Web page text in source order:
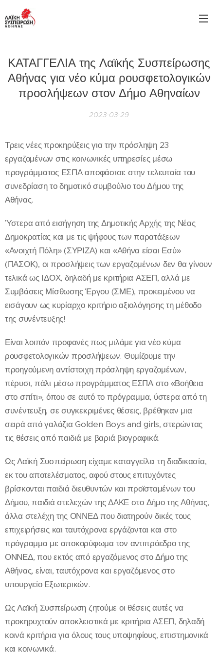
ΚΑΤΑΓΓΕΛΙΑ της Λαϊκής Συσπείρωσης
Αθήνας για νέο κύμα ρουσφετολογικών
προσλήψεων στον Δήμο Αθηναίων
2023-03-29
Τρεις νέες προκηρύξεις για την πρόσληψη 23
εργαζομένων στις κοινωνικές υπηρεσίες μέσω
προγράμματος ΕΣΠΑ αποφάσισε στην τελευταία του
συνεδρίαση το δημοτικό συμβούλιο του Δήμου της
Αθήνας.
Ύστερα από εισήγηση της Δημοτικής Αρχής της Νέας
Δημοκρατίας και με τις ψήφους των παρατάξεων
«Ανοιχτή Πόλη» (ΣΥΡΙΖΑ) και «Αθήνα είσαι Εσύ»
(ΠΑΣΟΚ), οι προσλήψεις των εργαζομένων δεν θα γίνουν
τελικά ως ΙΔΟΧ, δηλαδή με κριτήρια ΑΣΕΠ, αλλά με
Συμβάσεις Μίσθωσης Έργου (ΣΜΕ), προκειμένου να
εισάγουν ως κυρίαρχο κριτήριο αξιολόγησης τη μέθοδο
της συνέντευξης!
Είναι λοιπόν προφανές πως μιλάμε για νέο κύμα
ρουσφετολογικών προσλήψεων. Θυμίζουμε την
προηγούμενη αντίστοιχη πρόσληψη εργαζομένων,
πέρυσι, πάλι μέσω προγράμματος ΕΣΠΑ στο «Βοήθεια
στο σπίτι», όπου σε αυτό το πρόγραμμα, ύστερα από τη
συνέντευξη, σε συγκεκριμένες θέσεις, βρέθηκαν μια
σειρά από γαλάζια Golden Boys and girls, στερώντας
τις θέσεις από παιδιά με βαριά βιογραφικά.
Ως Λαϊκή Συσπείρωση είχαμε καταγγείλει τη διαδικασία,
εκ του αποτελέσματος, αφού στους επιτυχόντες
βρίσκονται παιδιά διευθυντών και προϊσταμένων του
Δήμου, παιδιά στελεχών της ΔΑΚΕ στο Δήμο της Αθήνας,
άλλα στελέχη της ΟΝΝΕΔ που διατηρούν δικές τους
επιχειρήσεις και ταυτόχρονα εργάζονται και στο
πρόγραμμα με αποκορύφωμα τον αντιπρόεδρο της
ΟΝΝΕΔ, που εκτός από εργαζόμενος στο Δήμο της
Αθήνας, είναι, ταυτόχρονα και εργαζόμενος στο
υπουργείο Εξωτερικών.
Ως Λαϊκή Συσπείρωση ζητούμε οι θέσεις αυτές να
προκηρυχτούν αποκλειστικά με κριτήρια ΑΣΕΠ, δηλαδή
κοινά κριτήρια για όλους τους υποψηφίους, επιστημονικά
και κοινωνικά.